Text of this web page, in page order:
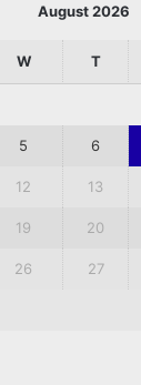
August 2026
W T
5 6
12 13
19 20
26 27